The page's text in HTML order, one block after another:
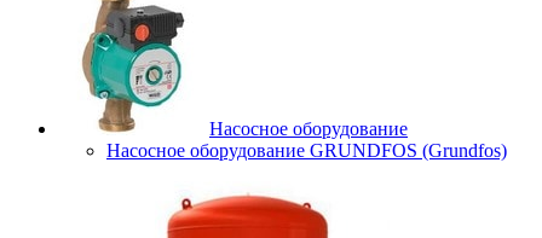
Насосное оборудование
Насосное оборудование GRUNDFOS (Grundfos)